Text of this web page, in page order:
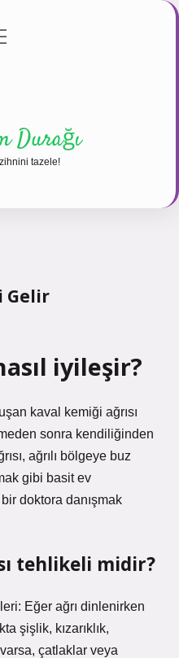
Durağı
tazele!
Gelir
iyileşir?
kaval kemiği ağrısı
sonra kendiliğinden
ağrılı bölgeye buz
gibi basit ev
doktora danışmak
tehlikeli midir?
Eğer ağrı dinlenirken
şişlik, kızarıklık,
varsa, çatlaklar veya